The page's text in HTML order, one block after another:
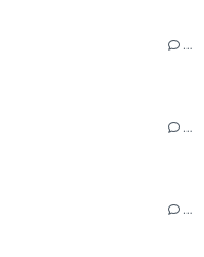
…
…
…